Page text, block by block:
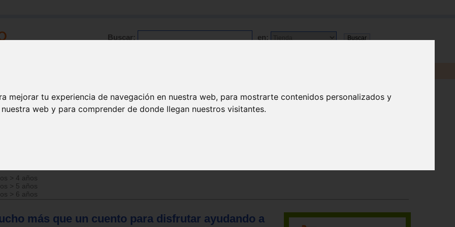
mejorar tu experiencia de navegación en nuestra web, para mostrarte contenidos personalizados y
web y para comprender de donde llegan nuestros visitantes.
Buscar: en:
> 4 años
> 5 años
> 6 años
más que un cuento para disfrutar ayudando a